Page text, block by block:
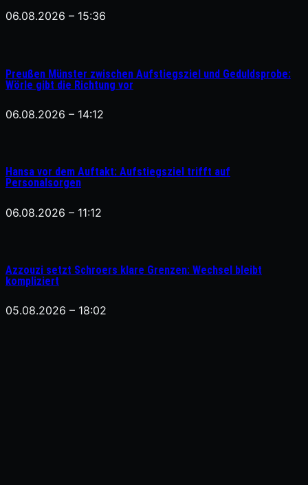
06.08.2026 – 15:36
Preußen Münster zwischen Aufstiegsziel und Geduldsprobe:
Wörle gibt die Richtung vor
06.08.2026 – 14:12
Hansa vor dem Auftakt: Aufstiegsziel trifft auf
Personalsorgen
06.08.2026 – 11:12
Azzouzi setzt Schroers klare Grenzen: Wechsel bleibt
kompliziert
05.08.2026 – 18:02